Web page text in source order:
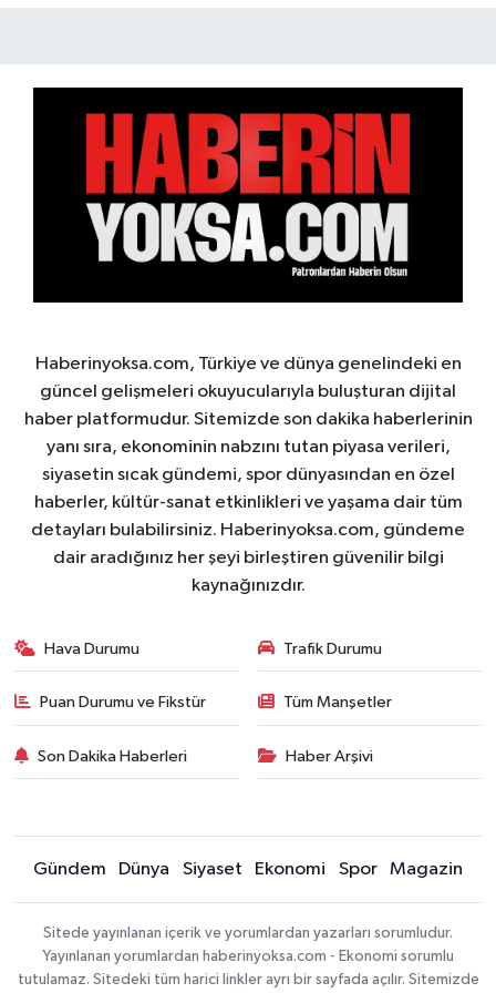
Haberinyoksa.com, Türkiye ve dünya genelindeki en
güncel gelişmeleri okuyucularıyla buluşturan dijital
haber platformudur. Sitemizde son dakika haberlerinin
yanı sıra, ekonominin nabzını tutan piyasa verileri,
siyasetin sıcak gündemi, spor dünyasından en özel
haberler, kültür-sanat etkinlikleri ve yaşama dair tüm
detayları bulabilirsiniz. Haberinyoksa.com, gündeme
dair aradığınız her şeyi birleştiren güvenilir bilgi
kaynağınızdır.
Hava Durumu Trafik Durumu
Puan Durumu ve Fikstür Tüm Manşetler
Son Dakika Haberleri Haber Arşivi
Gündem Dünya Siyaset Ekonomi Spor Magazin
Sitede yayınlanan içerik ve yorumlardan yazarları sorumludur.
Yayınlanan yorumlardan haberinyoksa.com - Ekonomi sorumlu
tutulamaz. Sitedeki tüm harici linkler ayrı bir sayfada açılır. Sitemizde